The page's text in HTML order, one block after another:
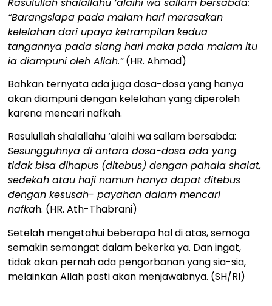
“Barangsiapa pada malam hari merasakan
kelelahan dari upaya ketrampilan kedua
tangannya pada siang hari maka pada malam itu
ia diampuni oleh Allah.”(HR. Ahmad)
Bahkan ternyata ada juga dosa-dosa yang hanya
akan diampuni dengan kelelahan yang diperoleh
karena mencari nafkah.
Rasulullah shalallahu ‘alaihi wa sallam bersabda:
Sesungguhnya di antara dosa-dosa ada yang
tidak bisa dihapus (ditebus) dengan pahala shalat,
sedekah atau haji namun hanya dapat ditebus
dengan kesusah- payahan dalam mencari
nafkah. (HR. Ath-Thabrani)
Setelah mengetahui beberapa hal di atas, semoga
semakin semangat dalam bekerka ya. Dan ingat,
tidak akan pernah ada pengorbanan yang sia-sia,
melainkan Allah pasti akan menjawabnya. (SH/RI)